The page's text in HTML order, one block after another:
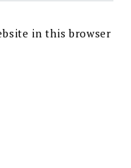
in this browser